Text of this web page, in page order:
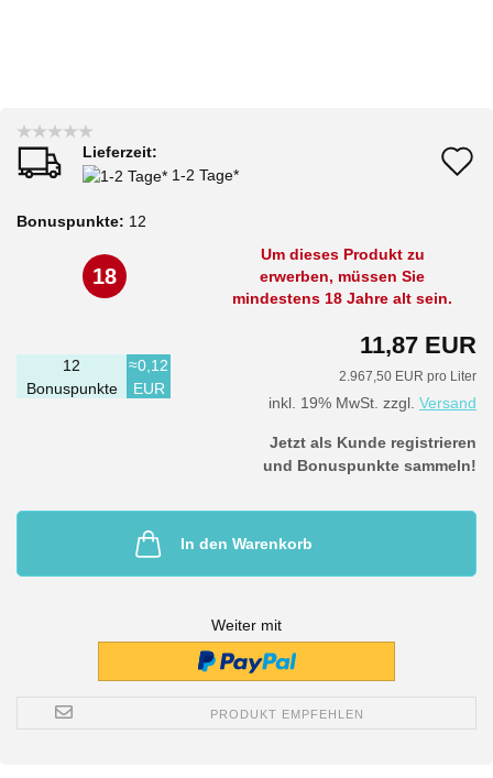
Lieferzeit:
1-2 Tage*
Bonuspunkte: 12
18
Um dieses Produkt zu
erwerben, müssen Sie
mindestens 18 Jahre alt sein.
11,87 EUR
2.967,50 EUR pro Liter
inkl. 19% MwSt. zzgl. Versand
12
Bonuspunkte
≈0,12
EUR
Jetzt als Kunde registrieren
und Bonuspunkte sammeln!
In den Warenkorb
Weiter mit
PRODUKT EMPFEHLEN